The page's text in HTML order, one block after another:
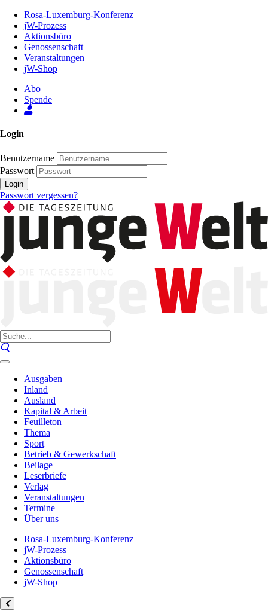
Inhalt
Seite
Rosa-Luxemburg-Konferenz
jW-Prozess
Aktionsbüro
Genossenschaft
Veranstaltungen
jW-Shop
Abo
Spende
Login
Benutzername
Passwort
Login
Passwort vergessen?
Ausgaben
Inland
Ausland
Kapital & Arbeit
Feuilleton
Thema
Sport
Betrieb & Gewerkschaft
Beilage
Leserbriefe
Verlag
Veranstaltungen
Termine
Über uns
Rosa-Luxemburg-Konferenz
jW-Prozess
Aktionsbüro
Genossenschaft
jW-Shop